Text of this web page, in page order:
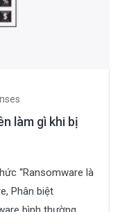
làm gì khi bị
“Ransomware là
Phân biệt